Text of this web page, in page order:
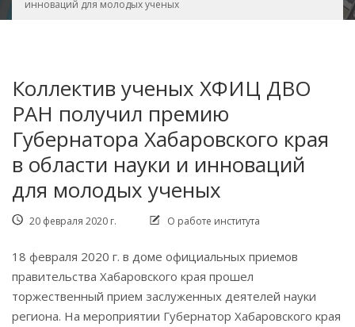
инноваций для молодых ученых
Коллектив ученых ХФИЦ ДВО
РАН получил премию
Губернатора Хабаровского края
в области науки и инноваций
для молодых ученых
20 февраля 2020 г. О работе института
18 февраля 2020 г. в доме официальных приемов
правительства Хабаровского края прошел
торжественный прием заслуженных деятелей науки
региона. На мероприятии Губернатор Хабаровского края